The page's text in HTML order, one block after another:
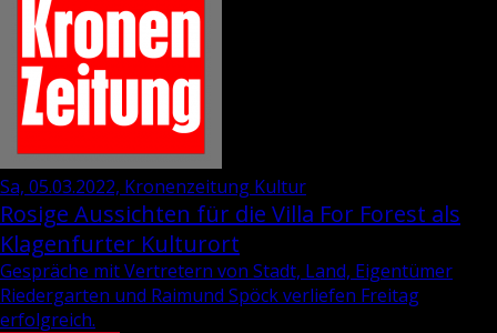
Sa, 05.03.2022, Kronenzeitung Kultur
Rosige Aussichten für die Villa For Forest als
Klagenfurter Kulturort
Gespräche mit Vertretern von Stadt, Land, Eigentümer
Riedergarten und Raimund Spöck verliefen Freitag
erfolgreich.